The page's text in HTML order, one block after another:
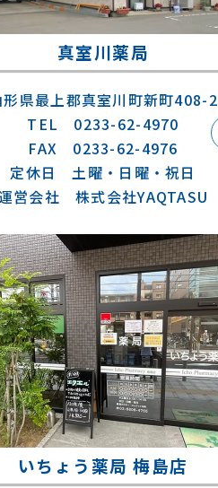
真室川薬局
形県最上郡真室川町新町408-2
TEL 0233-62-4970
FAX 0233-62-4976
定休日 土曜・日曜・祝日
営会社 株式会社YAQTASU
いちょう薬局 梅島店